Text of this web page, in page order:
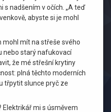
s nadšením v očích. „A teď
abyste si je mohl
mohl mít na střeše svého
nebo starý nafukovací
že mé střešní krytiny
plná těchto moderních
třpytit slunce pryč ze
Elektrikář mi s úsměvem